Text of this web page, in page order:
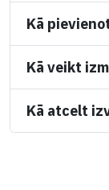
Kā
Kā veikt
Kā atcelt